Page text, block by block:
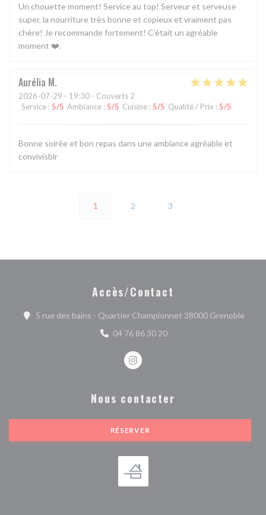
Un chouette moment! Service au top! Serveur et serveuse
super, la nourriture très bonne et copieux et vraiment pas
chère! Je recommande fortement! C’était un agréable
moment ❤️.
Aurélia M
2026-07-29 - 19:30 - Couverts 2
Service : 5/5 Ambiance : 5/5 Cuisine : 5/5 Qualité / Prix : 5/5
Bonne soirée et bon repas dans une ambiance agréable et
convivisblr
1 2 3
Accès/Contact
5 rue des bains - Quartier Championnet 38000 Grenoble
04 76 86 30 20
Instagram ((ouvre une nouvelle
Nous contacter
RÉSERVER